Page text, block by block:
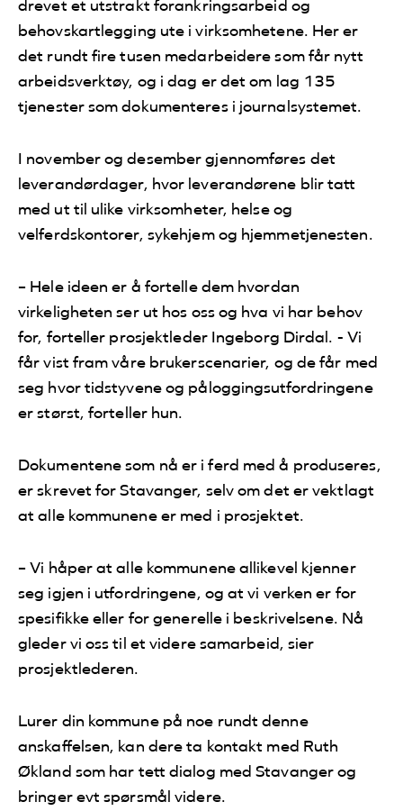
drevet et utstrakt forankringsarbeid og
behovskartlegging ute i virksomhetene. Her er
det rundt fire tusen medarbeidere som får nytt
arbeidsverktøy, og i dag er det om lag 135
tjenester som dokumenteres i journalsystemet.
I november og desember gjennomføres det
leverandørdager, hvor leverandørene blir tatt
med ut til ulike virksomheter, helse og
velferdskontorer, sykehjem og hjemmetjenesten.
– Hele ideen er å fortelle dem hvordan
virkeligheten ser ut hos oss og hva vi har behov
for, forteller prosjektleder Ingeborg Dirdal. - Vi
får vist fram våre brukerscenarier, og de får med
seg hvor tidstyvene og påloggingsutfordringene
er størst, forteller hun.
Dokumentene som nå er i ferd med å produseres,
er skrevet for Stavanger, selv om det er vektlagt
at alle kommunene er med i prosjektet.
– Vi håper at alle kommunene allikevel kjenner
seg igjen i utfordringene, og at vi verken er for
spesifikke eller for generelle i beskrivelsene. Nå
gleder vi oss til et videre samarbeid, sier
prosjektlederen.
Lurer din kommune på noe rundt denne
anskaffelsen, kan dere ta kontakt med Ruth
Økland som har tett dialog med Stavanger og
bringer evt spørsmål videre.